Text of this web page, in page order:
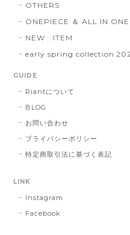
OTHERS
ONEPIECE ＆ ALL IN ONE
NEW ITEM
early spring collection
GUIDE
Riantについて
BLOG
お問い合わせ
プライバシーポリシー
特定商取引法に基づく表記
LINK
Instagram
Facebook